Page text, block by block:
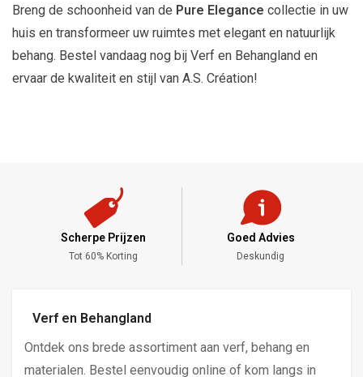
Breng de schoonheid van de Pure Elegance collectie in uw
huis en transformeer uw ruimtes met elegant en natuurlijk
behang. Bestel vandaag nog bij Verf en Behangland en
ervaar de kwaliteit en stijl van A.S. Création!
Scherpe Prijzen
Tot 60% Korting
Goed Advies
Deskundig
Verf en Behangland
Ontdek ons brede assortiment aan verf, behang en
materialen. Bestel eenvoudig online of kom langs in